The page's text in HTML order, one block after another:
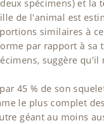
spécimens) et
de l'animal est
similaires à
par rapport à sa
suggère
45 % de son
le plus complet
géant au moins